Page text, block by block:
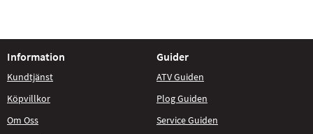
Information
Kundtjänst
Köpvillkor
Om Oss
Guider
ATV Guiden
Plog Guiden
Service Guiden